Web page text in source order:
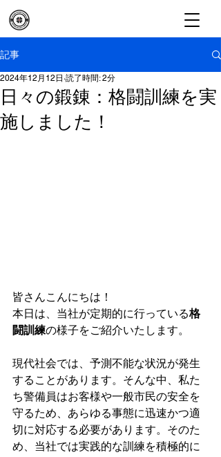
記事
日々の鍛錬：格闘訓練を実
施しました！
2024年12月12日 読了時間: 2分
皆さんこんにちは！
本日は、当社が定期的に行っている格
闘訓練の様子をご紹介いたします。
現代社会では、予測不能な状況が発生
することがあります。そんな中、私た
ち警備員はお客様や一般市民の安全を
守るため、あらゆる事態に迅速かつ適
切に対応する必要があります。そのた
め、当社では実践的な訓練を積極的に